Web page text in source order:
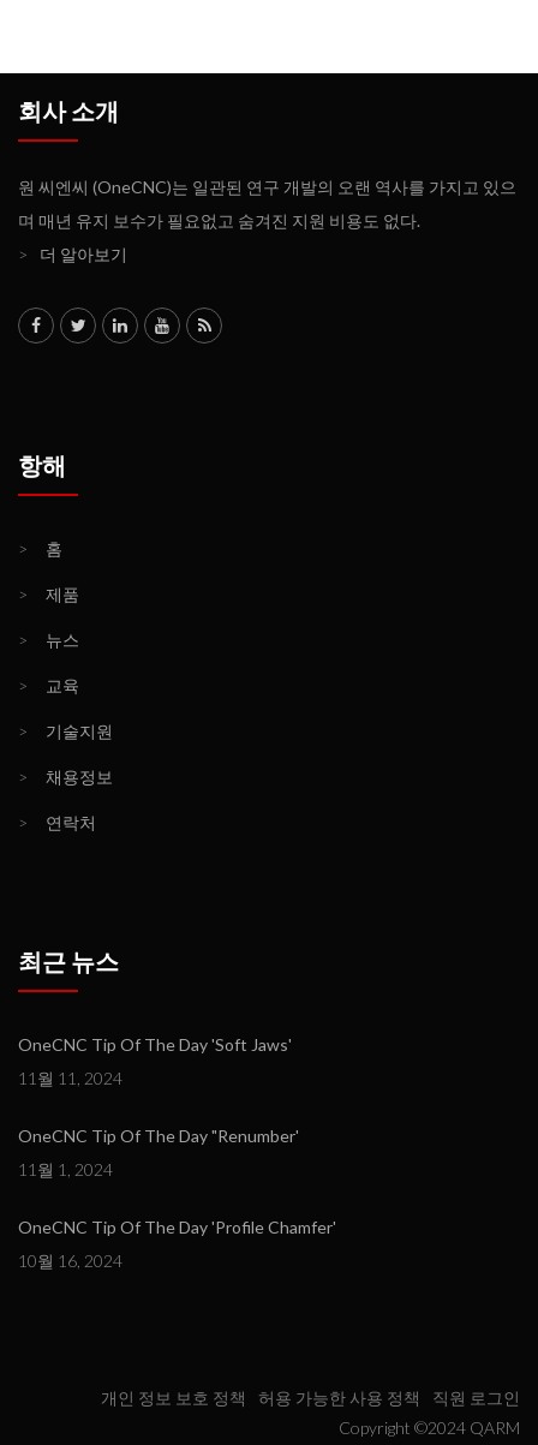
회사 소개
원 씨엔씨 (OneCNC)는 일관된 연구 개발의 오랜 역사를 가지고 있으
며 매년 유지 보수가 필요없고 숨겨진 지원 비용도 없다.
>
더 알아보기
항해
> 홈
> 제품
> 뉴스
> 교육
> 기술지원
> 채용정보
> 연락처
최근 뉴스
OneCNC Tip Of The Day 'Soft Jaws'
11월 11, 2024
OneCNC Tip Of The Day "Renumber'
11월 1, 2024
OneCNC Tip Of The Day 'Profile Chamfer'
10월 16, 2024
개인 정보 보호 정책 허용 가능한 사용 정책
직원 로그인
Copyright ©2024 QARM